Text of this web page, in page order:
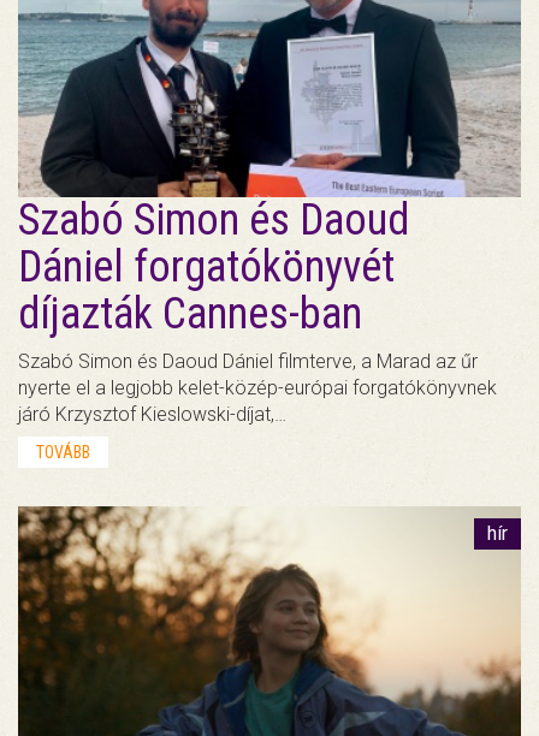
Szabó Simon és Daoud
Dániel forgatókönyvét
díjazták Cannes-ban
Szabó Simon és Daoud Dániel filmterve, a Marad az űr
nyerte el a legjobb kelet-közép-európai forgatókönyvnek
járó Krzysztof Kieslowski-díjat,…
TOVÁBB
hír